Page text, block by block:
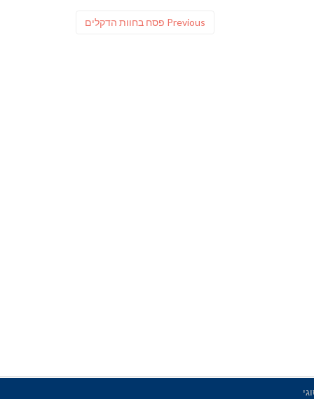
Previous
Previous
פסח בחוות הדקלים